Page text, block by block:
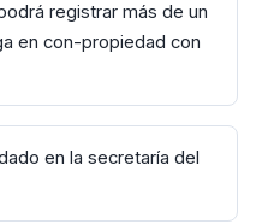
registrar más de un
en con-propiedad con
en la secretaría del